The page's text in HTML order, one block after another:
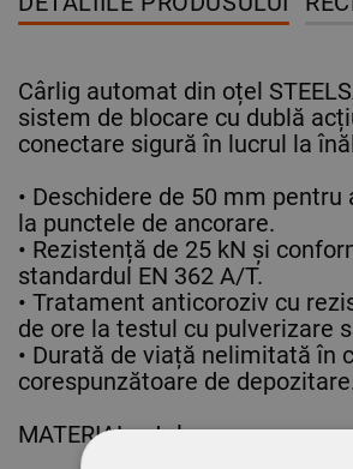
Cârlig automat din oțel
sistem de blocare cu dublă
conectare sigură în lucrul la
• Deschidere de 50 mm pentru
la punctele de ancorare.
• Rezistență de 25 kN și
standardul EN 362 A/T.
• Tratament anticoroziv cu
de ore la testul cu pulverizare
• Durată de viață nelimitată în
corespunzătoare de
MATERIAL: oțel.